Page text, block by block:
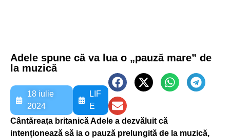
Adele spune că va lua o „pauză mare” de
la muzică
18 iulie
2024
LIF
E
Cântăreaţa britanică Adele a dezvăluit că
intenţionează să ia o pauză prelungită de la muzică,